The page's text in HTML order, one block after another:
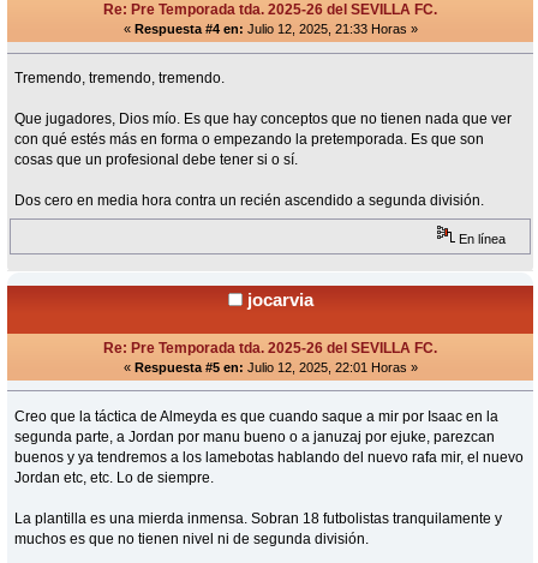
Re: Pre Temporada tda. 2025-26 del SEVILLA FC.
« Respuesta #4 en: Julio 12, 2025, 21:33 Horas »
Tremendo, tremendo, tremendo.
Que jugadores, Dios mío. Es que hay conceptos que no tienen nada que ver
con qué estés más en forma o empezando la pretemporada. Es que son
cosas que un profesional debe tener si o sí.
Dos cero en media hora contra un recién ascendido a segunda división.
En línea
jocarvia
Re: Pre Temporada tda. 2025-26 del SEVILLA FC.
« Respuesta #5 en: Julio 12, 2025, 22:01 Horas »
Creo que la táctica de Almeyda es que cuando saque a mir por Isaac en la
segunda parte, a Jordan por manu bueno o a januzaj por ejuke, parezcan
buenos y ya tendremos a los lamebotas hablando del nuevo rafa mir, el nuevo
Jordan etc, etc. Lo de siempre.
La plantilla es una mierda inmensa. Sobran 18 futbolistas tranquilamente y
muchos es que no tienen nivel ni de segunda división.